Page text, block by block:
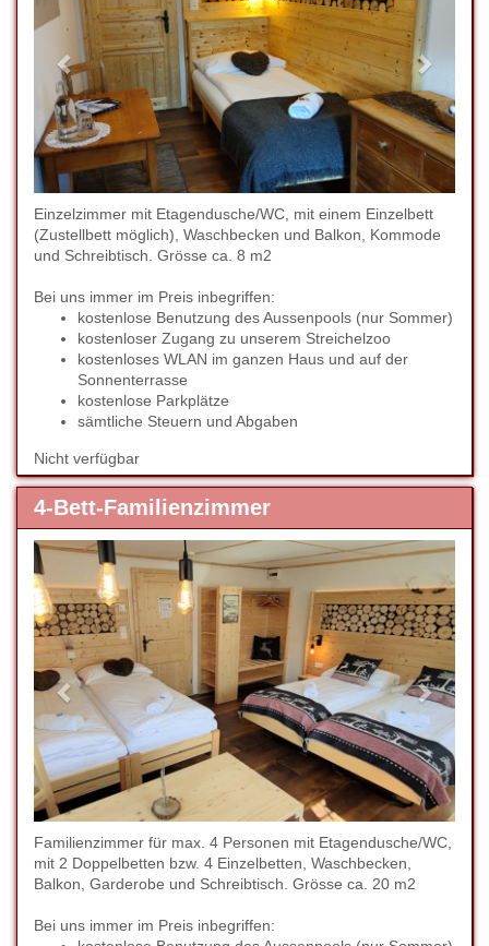
Einzelzimmer mit Etagendusche/WC, mit einem Einzelbett
(Zustellbett möglich), Waschbecken und Balkon, Kommode
und Schreibtisch. Grösse ca. 8 m2
Bei uns immer im Preis inbegriffen:
kostenlose Benutzung des Aussenpools (nur Sommer)
kostenloser Zugang zu unserem Streichelzoo
kostenloses WLAN im ganzen Haus und auf der
Sonnenterrasse
kostenlose Parkplätze
sämtliche Steuern und Abgaben
Nicht verfügbar
4-Bett-Familienzimmer
Previous
Next
Familienzimmer für max. 4 Personen mit Etagendusche/WC,
mit 2 Doppelbetten bzw. 4 Einzelbetten, Waschbecken,
Balkon, Garderobe und Schreibtisch. Grösse ca. 20 m2
Bei uns immer im Preis inbegriffen: